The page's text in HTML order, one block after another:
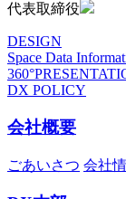
代表取締役
DESIGN
Space Data
DX POLICY
会社概要
ごあいさつ 会社